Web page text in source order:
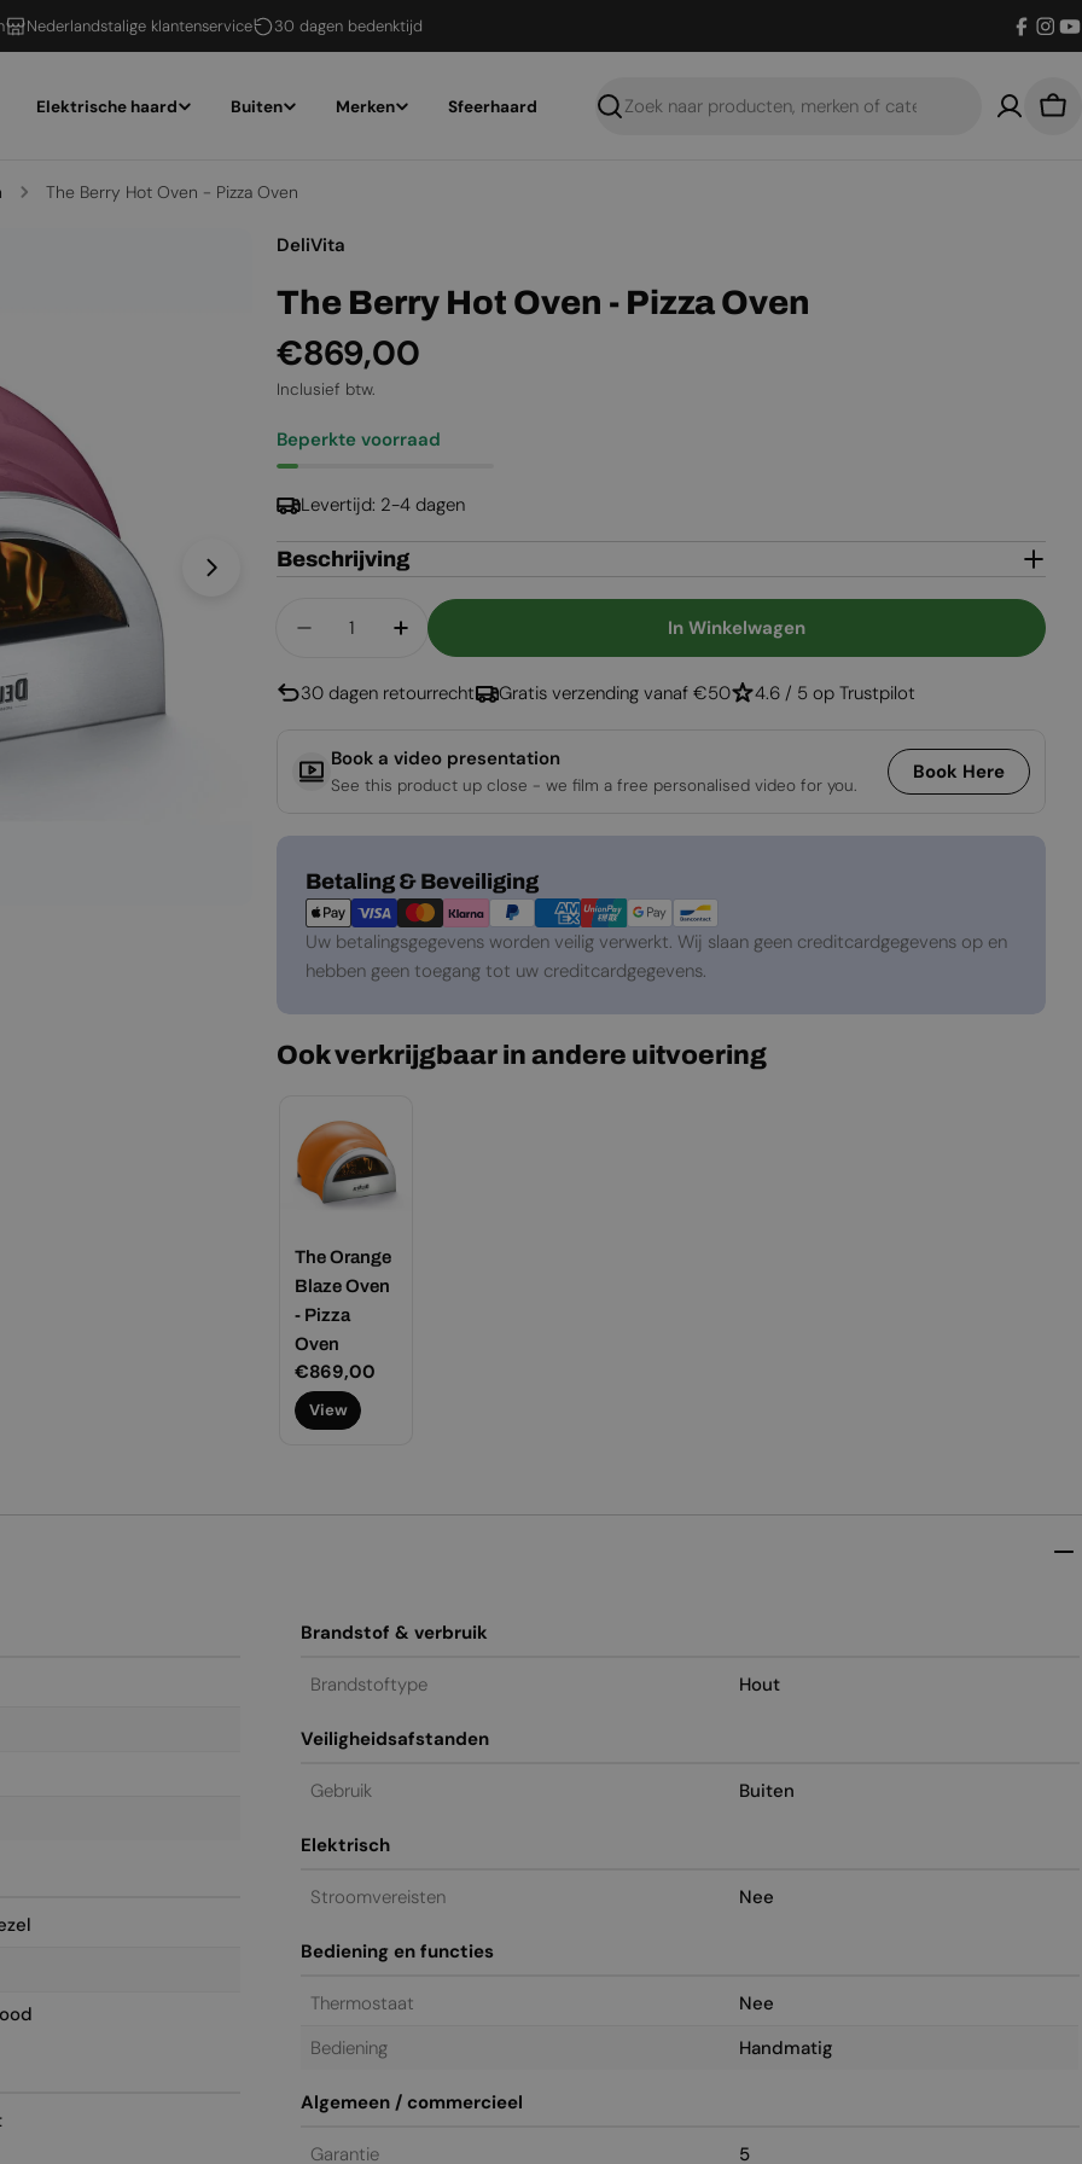
Nederlandstalige klantenservice 30 dagen bedenktijd
Elektrische haard Buiten Merken Sfeerhaard
Zoeken
The Berry Hot Oven - Pizza Oven
Open media 1 in een venster Open media 2
DeliVita
The Berry Hot Oven - Pizza Oven
Normale
prijs
€869,00
Inclusief btw.
Beperkte voorraad
Levertijd: 2-4 dagen
Beschrijving
Aantal Verlagen Voor The Berry Hot Oven - Pizza Oven
Aantal Verhogen Voor The Berry Hot Oven - Pizza Oven
In Winkelwagen
30 dagen retourrecht Gratis verzending vanaf €50 4.6 / 5 op Trustpilot
Book a video presentation
See this product up close - we film a free personalised video for you.
Book Here
Betaling & Beveiliging
Betaalmethoden
Uw betalingsgegevens worden veilig verwerkt. Wij slaan geen creditcardgegevens op en
hebben geen toegang tot uw creditcardgegevens.
Ook verkrijgbaar in andere uitvoering
The Orange
Blaze Oven
- Pizza
Oven
Normale
prijs
€869,00
View
Brandstof & verbruik
Brandstoftype Hout
Veiligheidsafstanden
Gebruik Buiten
Elektrisch
Stroomvereisten Nee
Bediening en functies
Thermostaat
Nee
Bediening
Handmatig
Algemeen / commercieel
Garantie 5